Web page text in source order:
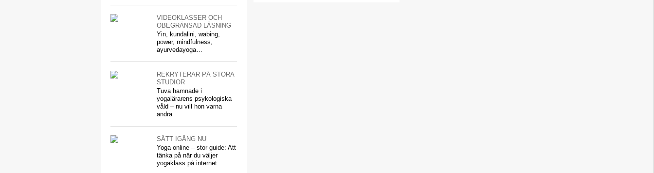
VIDEOKLASSER OCH
OBEGRÄNSAD LÄSNING
Yin, kundalini, wabing,
power, mindfulness,
ayurvedayoga…
REKRYTERAR PÅ STORA
STUDIOR
Tuva hamnade i
yogalärarens psykologiska
våld – nu vill hon varna
andra
SÄTT IGÅNG NU
Yoga online – stor guide: Att
tänka på när du väljer
yogaklass på internet